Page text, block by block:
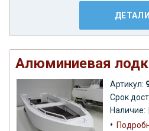
ДЕТАЛИ
Алюминиевая
Артикул:
Срок
Наличие:
•